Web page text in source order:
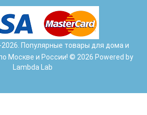
Популярные товары для дома и
Москве и России! © 2026 Powered by
Lambda Lab